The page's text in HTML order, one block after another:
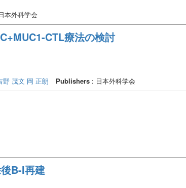
本外科学会
CTL療法の検討
野 茂文 岡 正朗 Publishers : 日本外科学会
B-I再建